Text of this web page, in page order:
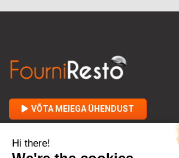
VÕTA MEIEGA ÜHENDUST
FOURNIRESTO KOHTA